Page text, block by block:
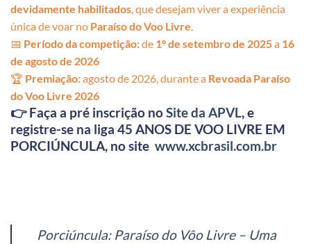
devidamente habilitados , que desejam viver a experiência
única de voar no Paraíso do Voo Livre
📅 Período da competição:de 1º de setembro de 2025a 16
de agosto de 2026
🏆 Premiação:agosto de 2026, durante a Revoada Paraíso
do Voo Livre 2026
👉Faça a pré inscrição noSite da APVL, e
registre-se na liga 45 ANOS DE VOO LIVRE EM
PORCIÚNCULA, no site www.xcbrasil.com.br
Porciúncula: Paraíso do Vôo Livre – Uma